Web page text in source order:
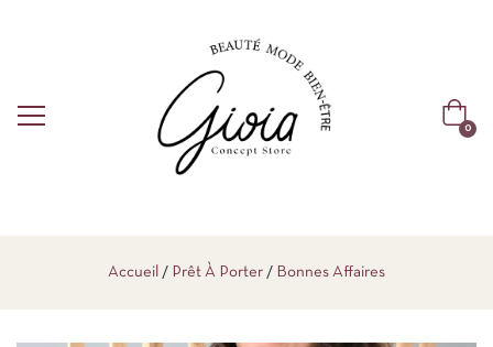
0
Accueil Prêt À Porter Bonnes Affaires